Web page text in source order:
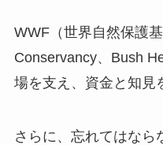
WWF（世界自然保護
Conservancy、Bush
場を支え、資金と知見
さらに、忘れてはなら